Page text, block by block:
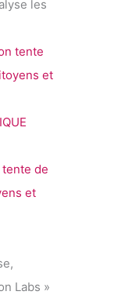
les
de
et
Labs »